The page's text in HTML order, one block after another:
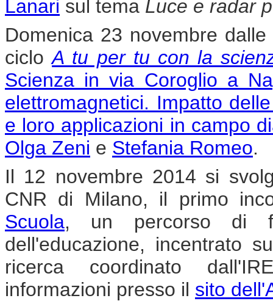
Lanari sul tema Luce e radar
Domenica 23 novembre
cicloA tu per tu con la
Scienza in via Coroglio a
elettromagnetici. Impatto
e loro applicazioni in campo
Olga Zeni e Stefania Romeo.
Il 12 novembre 2014 si
CNR di Milano, il primo
Scuola, un percorso di
dell'educazione, incentrato
ricerca coordinato
informazioni presso il sito